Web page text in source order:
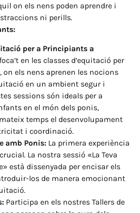
on els nens poden aprendre i
ni perills.
per a Principiants a
en les classes d’equitació per
els nens aprenen les nocions
en un ambient segur i
sessions són ideals per a
en el món dels ponis,
temps el desenvolupament
i coordinació.
amb Ponis: La primera experiència
La nostra sessió «La Teva
està dissenyada per encisar els
los de manera emocionant
Participa en els nostres Tallers de